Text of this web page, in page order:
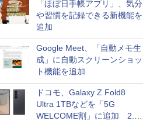
「ほぼ日手帳アプリ」、気分
や習慣を記録できる新機能を
追加
Google Meet、「自動メモ生
成」に自動スクリーンショッ
ト機能を追加
ドコモ、Galaxy Z Fold8
Ultra 1TBなどを「5G
WELCOME割」に追加 2.2